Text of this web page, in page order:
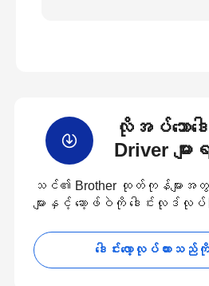
လိုအပ်သောဒေ
Driver မျ
သင်၏ Brother ထုတ်ကုန်များအတွက်
များနှင့် ဆော့ဖ်ဝဲကို ဒေါင်းလုဒ်လုပ်
ဒေါင်းလော့လုပ်ထား